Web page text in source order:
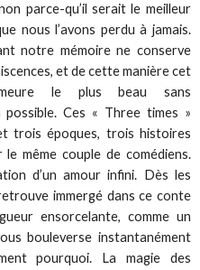
parce-qu’il serait le meilleur
nous l’avons perdu à jamais.
notre mémoire ne conserve
et de cette manière cet
le plus beau sans
possible. Ces « Three times »
trois époques, trois histoires
même couple de comédiens.
d’un amour infini. Dès les
immergé dans ce conte
ensorcelante, comme un
bouleverse instantanément
pourquoi. La magie des